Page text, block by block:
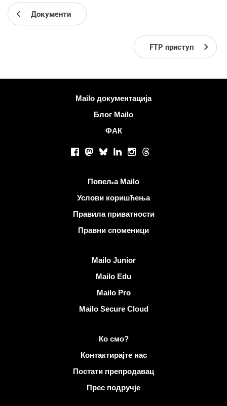
Документи
FTP приступ
Више информацијаMailo документација
Блог Mailo
ФАК
Facebook
Mastodon
BlueskyLinkedInInstagram
Threads
Повеља Mailo
Услови коришћења
Правила приватности
Правни споменици
Mailo Junior
Mailo Edu
Mailo Pro
Mailo Secure Cloud
Више информација на MailoКо смо?
Контактирајте нас
Постати препродавац
Прес подручје